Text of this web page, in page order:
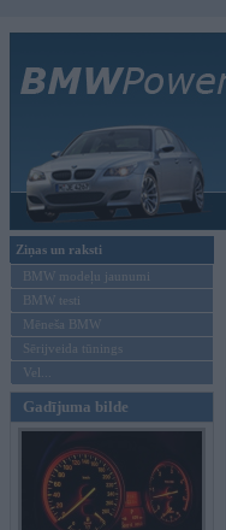
Ziņas un raksti
BMW modeļu jaunumi
BMW testi
Mēneša BMW
Sērijveida tūnings
Vel...
Gadījuma bilde